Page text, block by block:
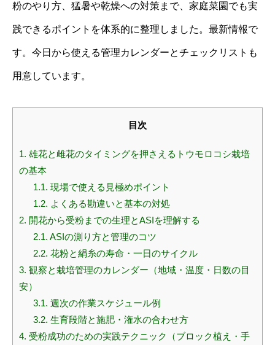
粉のやり方、猛暑や乾燥への対策まで、家庭菜園でも実
践できるポイントを体系的に整理しました。最新情報で
す。今日から使える管理カレンダーとチェックリストも
用意しています。
目次
1. 雄花と雌花のタイミングを押さえるトウモロコシ栽培
の基本
1.1. 現場で使える見極めポイント
1.2. よくある勘違いと基本の対処
2. 開花から受粉までの生理とASIを理解する
2.1. ASIの測り方と管理のコツ
2.2. 花粉と絹糸の寿命・一日のサイクル
3. 観察と栽培管理のカレンダー（地域・温度・日数の目
安）
3.1. 週次の作業スケジュール例
3.2. 生育段階と施肥・潅水の合わせ方
4. 受粉成功のための実践テクニック（ブロック植え・手